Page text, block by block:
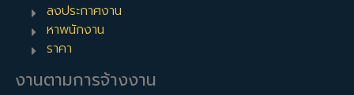
ลงประกาศงาน
หาพนักงาน
ราคา
งานตามการจ้างงาน